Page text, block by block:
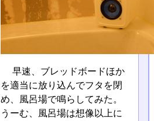
早速、ブレッドボードほか
を適当に放り込んでフタを閉
め、風呂場で鳴らしてみた。
うーむ、風呂場は想像以上に